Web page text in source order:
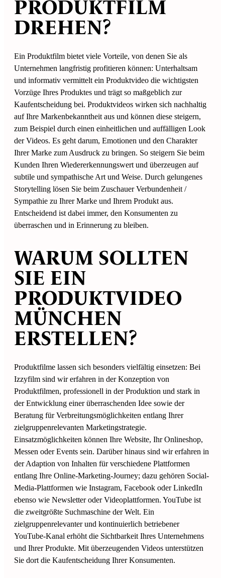
PRODUKTFILM
DREHEN?
Ein Produktfilm bietet viele Vorteile, von denen Sie als
Unternehmen langfristig profitieren können: Unterhaltsam
und informativ vermittelt ein Produktvideo die wichtigsten
Vorzüge Ihres Produktes und trägt so maßgeblich zur
Kaufentscheidung bei. Produktvideos wirken sich nachhaltig
auf Ihre Markenbekanntheit aus und können diese steigern,
zum Beispiel durch einen einheitlichen und auffälligen Look
der Videos. Es geht darum, Emotionen und den Charakter
Ihrer Marke zum Ausdruck zu bringen. So steigern Sie beim
Kunden Ihren Wiedererkennungswert und überzeugen auf
subtile und sympathische Art und Weise. Durch gelungenes
Storytelling lösen Sie beim Zuschauer Verbundenheit /
Sympathie zu Ihrer Marke und Ihrem Produkt aus.
Entscheidend ist dabei immer, den Konsumenten zu
überraschen und in Erinnerung zu bleiben.
WARUM SOLLTEN
SIE EIN
PRODUKTVIDEO
MÜNCHEN
ERSTELLEN?
Produktfilme lassen sich besonders vielfältig einsetzen: Bei
Izzyfilm sind wir erfahren in der Konzeption von
Produktfilmen, professionell in der Produktion und stark in
der Entwicklung einer überraschenden Idee sowie der
Beratung für Verbreitungsmöglichkeiten entlang Ihrer
zielgruppenrelevanten Marketingstrategie.
Einsatzmöglichkeiten können Ihre Website, Ihr Onlineshop,
Messen oder Events sein. Darüber hinaus sind wir erfahren in
der Adaption von Inhalten für verschiedene Plattformen
entlang Ihre Online-Marketing-Journey; dazu gehören Social-
Media-Plattformen wie Instagram, Facebook oder LinkedIn
ebenso wie Newsletter oder Videoplattformen. YouTube ist
die zweitgrößte Suchmaschine der Welt. Ein
zielgruppenrelevanter und kontinuierlich betriebener
YouTube-Kanal erhöht die Sichtbarkeit Ihres Unternehmens
und Ihrer Produkte. Mit überzeugenden Videos unterstützen
Sie dort die Kaufentscheidung Ihrer Konsumenten.